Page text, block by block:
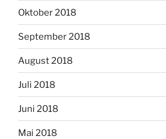
Oktober 2018
September 2018
August 2018
Juli 2018
Juni 2018
Mai 2018